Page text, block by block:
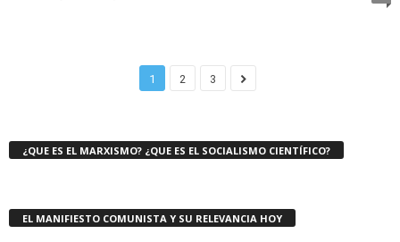
1 2 3
¿QUE ES EL MARXISMO? ¿QUE ES EL SOCIALISMO CIENTÍFICO?
EL MANIFIESTO COMUNISTA Y SU RELEVANCIA HOY